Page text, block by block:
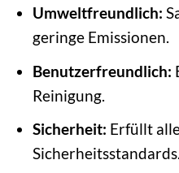
Umweltfreundlich:
geringe Emissionen.
Benutzerfreundlich:
Reinigung.
Sicherheit: Erfüllt
Sicherheitsstandards.